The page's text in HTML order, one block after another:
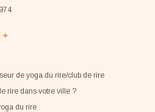
de yoga du rire/club de rire
rire dans votre ville ?
du rire